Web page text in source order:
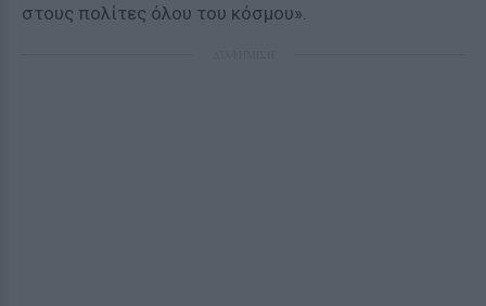
στους πολίτες όλου του κόσμου».